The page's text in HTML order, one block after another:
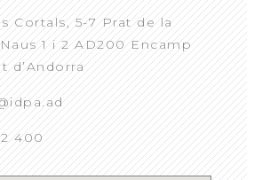
Cortals, 5-7 Prat de la
1 i 2 AD200 Encamp
d’Andorra
400